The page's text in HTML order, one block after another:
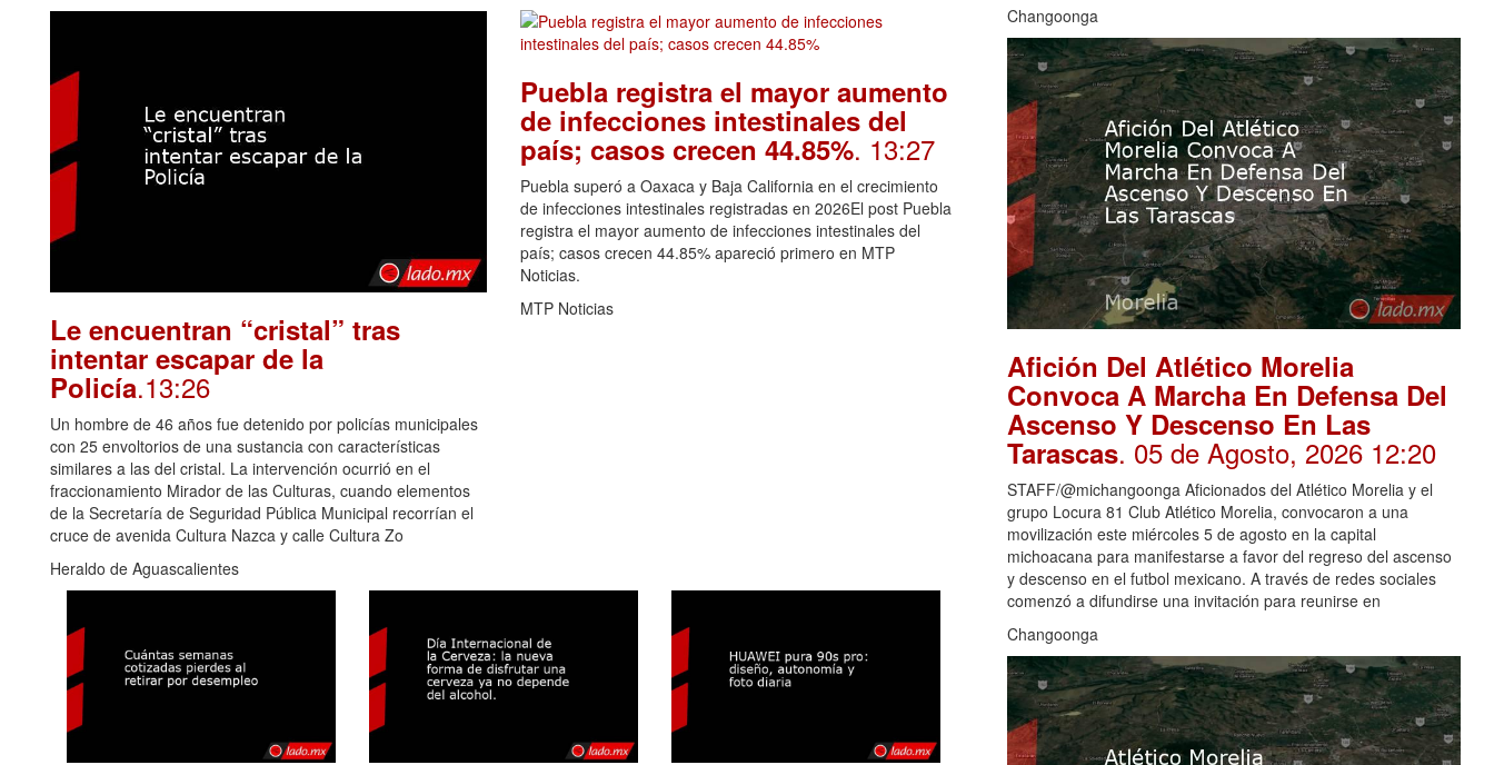
Le encuentran “cristal” tras
intentar escapar de la
Policía.13:26
Un hombre de 46 años fue detenido por policías municipales
con 25 envoltorios de una sustancia con características
similares a las del cristal. La intervención ocurrió en el
fraccionamiento Mirador de las Culturas, cuando elementos
de la Secretaría de Seguridad Pública Municipal recorrían el
cruce de avenida Cultura Nazca y calle Cultura Zo
Heraldo de Aguascalientes
Puebla registra el mayor aumento
de infecciones intestinales del
país; casos crecen 44.85%. 13:27
Puebla superó a Oaxaca y Baja California en el crecimiento
de infecciones intestinales registradas en 2026El post Puebla
registra el mayor aumento de infecciones intestinales del
país; casos crecen 44.85% apareció primero en MTP
Noticias.
MTP Noticias
Changoonga
Afición Del Atlético Morelia
Convoca A Marcha En Defensa Del
Ascenso Y Descenso En Las
Tarascas. 05 de Agosto, 2026 12:20
STAFF/@michangoonga Aficionados del Atlético Morelia y el
grupo Locura 81 Club Atlético Morelia, convocaron a una
movilización este miércoles 5 de agosto en la capital
michoacana para manifestarse a favor del regreso del ascenso
y descenso en el futbol mexicano. A través de redes sociales
comenzó a difundirse una invitación para reunirse en
Changoonga